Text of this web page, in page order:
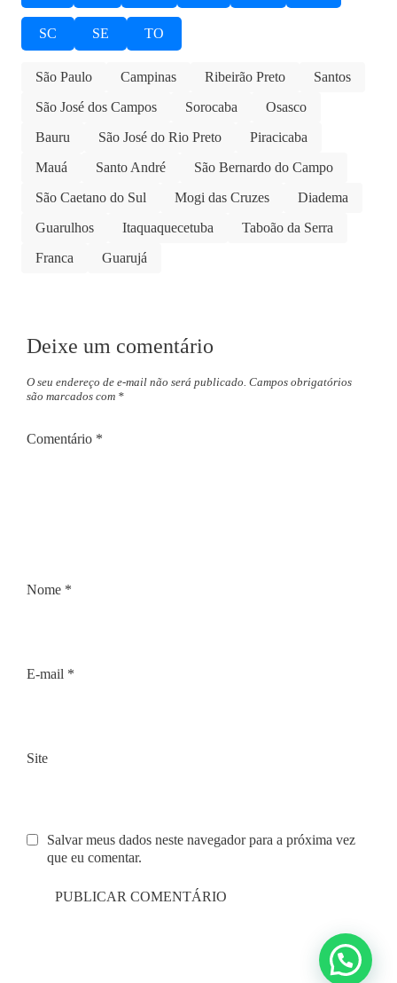
SC SE TO
São Paulo Campinas Ribeirão Preto
Santos
São José dos Campos
Sorocaba
Osasco
Bauru
São José do Rio Preto
Piracicaba
Mauá
Santo André
São Bernardo do Campo
São Caetano do Sul
Mogi das Cruzes
Diadema
Guarulhos
Itaquaquecetuba
Taboão da Serra
Franca
Guarujá
Deixe um comentário
O seu endereço de e-mail não será publicado. Campos obrigatórios
são marcados com *
Comentário *
Nome *
E-mail *
Site
Salvar meus dados neste navegador para a próxima vez
que eu comentar.